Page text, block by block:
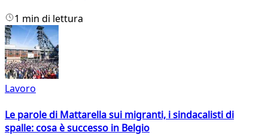
1 min di lettura
Lavoro
Le parole di Mattarella sui migranti, i sindacalisti di
spalle: cosa è successo in Belgio